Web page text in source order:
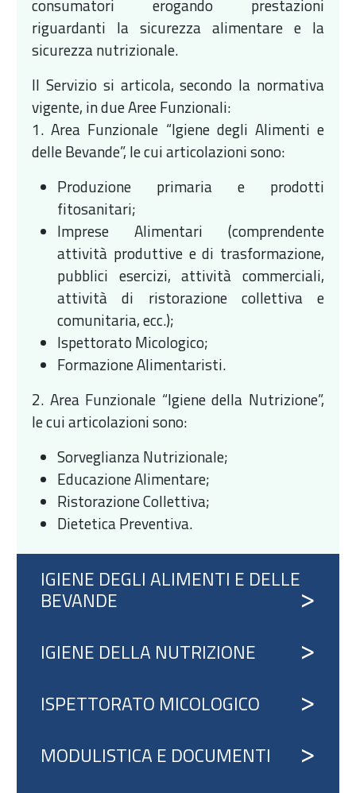
consumatori erogando prestazioni
riguardanti la sicurezza alimentare e la
sicurezza nutrizionale.
Il Servizio si articola, secondo la normativa
vigente, in due Aree Funzionali:
1. Area Funzionale “Igiene degli Alimenti e
delle Bevande”, le cui articolazioni sono:
Produzione primaria e prodotti
fitosanitari;
Imprese Alimentari (comprendente
attività produttive e di trasformazione,
pubblici esercizi, attività commerciali,
attività di ristorazione collettiva e
comunitaria, ecc.);
Ispettorato Micologico;
Formazione Alimentaristi.
2. Area Funzionale “Igiene della Nutrizione”,
le cui articolazioni sono:
Sorveglianza Nutrizionale;
Educazione Alimentare;
Ristorazione Collettiva;
Dietetica Preventiva.
IGIENE DEGLI ALIMENTI E DELLE
BEVANDE
IGIENE DELLA NUTRIZIONE
ISPETTORATO MICOLOGICO
MODULISTICA E DOCUMENTI